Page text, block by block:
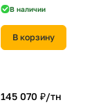
конструкций.
В наличии
В корзину
145 070 ₽/тн